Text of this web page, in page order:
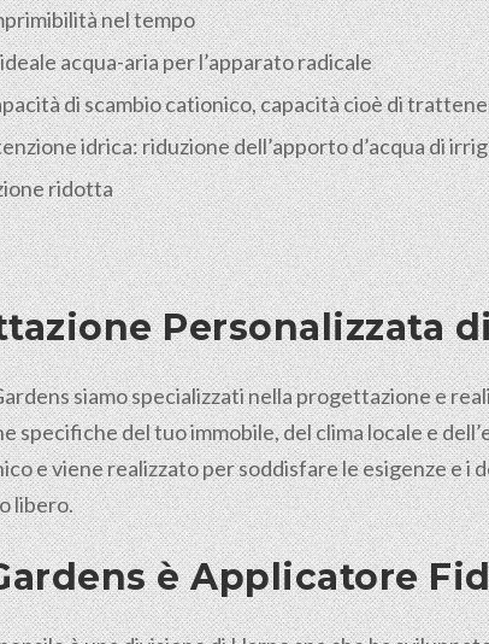
nel tempo
acqua-aria per l’apparato radicale
di scambio cationico, capacità cioè di
idrica: riduzione dell’apporto d’acqua di
ridotta
Personalizzata
siamo specializzati nella progettazione e
specifiche del tuo immobile, del clima locale e
e viene realizzato per soddisfare le esigenze e
libero.
è Applicatore